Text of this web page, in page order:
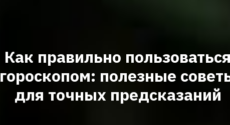
Как правильно
гороскопом: полезные
для точных предсказаний